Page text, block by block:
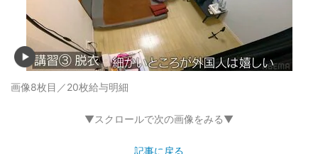
画像8枚目／20枚給与明細
▼スクロールで次の画像をみる▼
記事に戻る